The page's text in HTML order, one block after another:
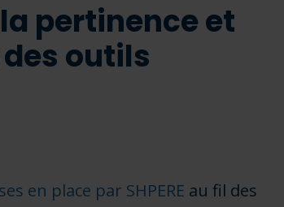
pertinence et
outils
en place par SHPERE au fil des